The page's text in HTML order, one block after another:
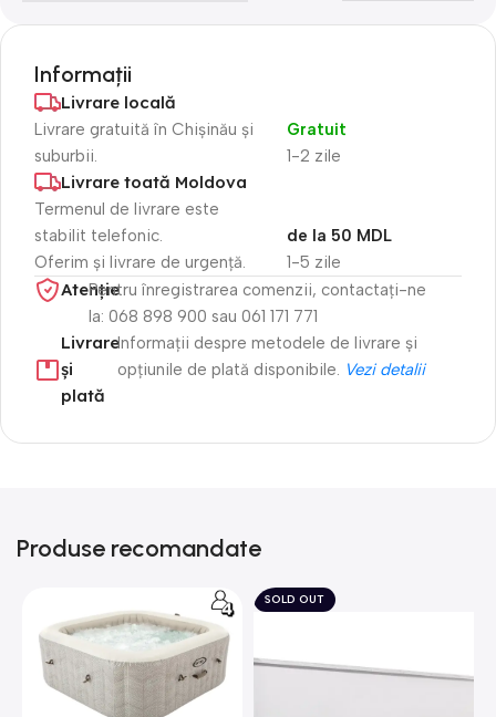
Informații
Livrare locală
Livrare gratuită în Chișinău și
suburbii.
1-2 zile
Gratuit
Livrare toată Moldova
Termenul de livrare este
stabilit telefonic.
Oferim și livrare de urgență.
1-5 zile
de la 50 MDL
Atenție​Pentru înregistrarea comenzii, contactați-ne
la: 068 898 900 sau 061 171 771
Livrare
și
plată
Informații despre metodele de livrare și
opțiunile de plată disponibile. Vezi detalii
Produse recomandate
SOLD OUT